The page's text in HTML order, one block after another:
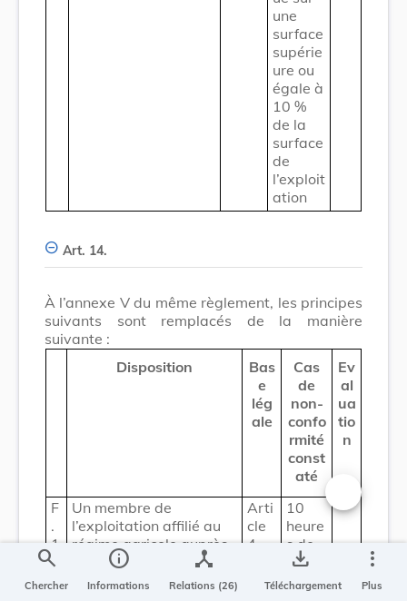
une
surface
supérie
ure ou
égale à
10 %
de la
surface
de
l’exploit
ation
Art. 14.
À l’annexe V du même règlement, les principes
suivants sont remplacés de la manière
suivante :
Disposition
Bas
e
lég
ale
Cas
de
non-
confo
rmité
const
até
Ev
al
ua
tio
n
F
.
1
.
1
Un membre de
l’exploitation affilié au
régime agricole auprès
du Centre commun de la
sécurité sociale ou un
Arti
cle
4
10
heure
s de
forma
tion
Changer la
search
Chercher
info
Informations
device_hub
Relations (26)
save_alt
Téléchargement
more_vert
Plus